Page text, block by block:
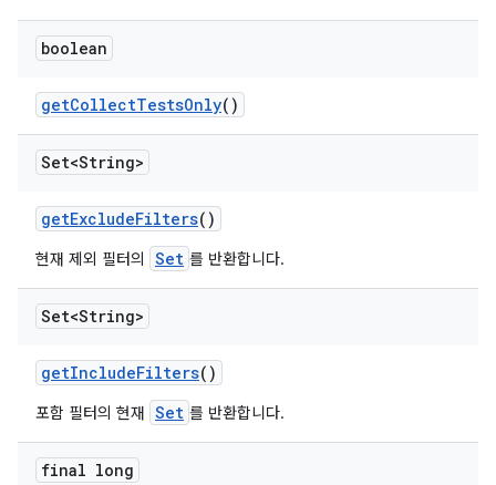
boolean
getCollectTestsOnly()
Set<String>
getExcludeFilters()
현재 제외 필터의 Set 를 반환합니다.
Set<String>
getIncludeFilters()
포함 필터의 현재 Set 를 반환합니다.
final long